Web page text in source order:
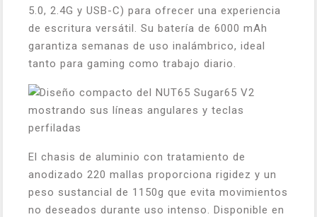
5.0, 2.4G y USB-C) para ofrecer una experiencia
de escritura versátil. Su batería de 6000 mAh
garantiza semanas de uso inalámbrico, ideal
tanto para gaming como trabajo diario.
El chasis de aluminio con tratamiento de
anodizado 220 mallas proporciona rigidez y un
peso sustancial de 1150g que evita movimientos
no deseados durante uso intenso. Disponible en